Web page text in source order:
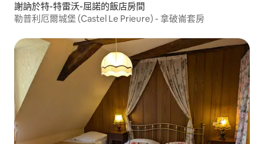
謝訥於特-特雷沃-屈諾的飯店房間
勒普利厄爾城堡 (Castel Le Prieure) - 拿破崙套房